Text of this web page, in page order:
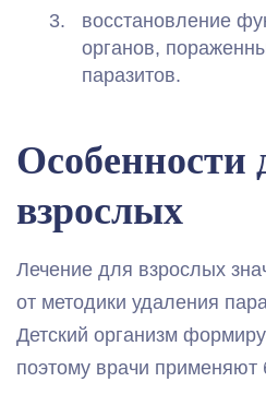
восстановление
органов,
паразитов.
Особенности
взрослых
Лечение для взрослых
от методики удаления
Детский организм
поэтому врачи